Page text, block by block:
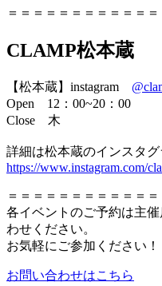
＝＝＝＝＝＝＝＝＝＝＝
CLAMP松本蔵
【松本蔵】instagram
Open 12：00~20：00
Close 木
詳細は松本蔵のインスタグ
https://www.instagram.com/
＝＝＝＝＝＝＝＝＝＝＝
各イベントのご予約は主
わせください。
お気軽にご参加ください！
お問い合わせはこちら